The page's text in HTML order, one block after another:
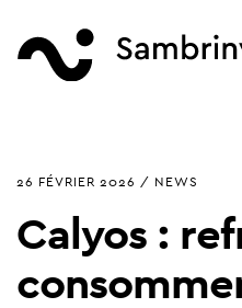
26 FÉVRIER 2026 / NEWS
Calyos :